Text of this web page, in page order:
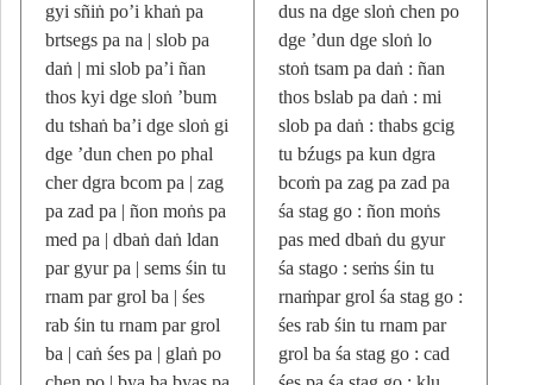
gyi sñiṅ po’i khaṅ pa
brtsegs pa na | slob pa
daṅ | mi slob pa’i ñan
thos kyi dge sloṅ ’bum
du tshaṅ ba’i dge sloṅ gi
dge ’dun chen po phal
cher dgra bcom pa | zag
pa zad pa | ñon moṅs pa
med pa | dbaṅ daṅ ldan
par gyur pa | sems śin tu
rnam par grol ba | śes
rab śin tu rnam par grol
ba | caṅ śes pa | glaṅ po
dus na dge sloṅ chen po
dge ’dun dge sloṅ lo
stoṅ tsam pa daṅ : ñan
thos bslab pa daṅ : mi
slob pa daṅ : thabs gcig
tu bźugs pa kun dgra
bcoṁ pa zag pa zad pa
śa stag go : ñon moṅs
pas med dbaṅ du gyur
śa stago : seṁs śin tu
rnaṁpar grol śa stag go :
śes rab śin tu rnam par
grol ba śa stag go : cad